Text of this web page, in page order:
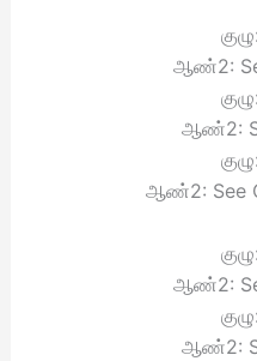
ஆண்2:
ஆண்2:
ஆண்2: See
ஆண்2:
ஆண்2: